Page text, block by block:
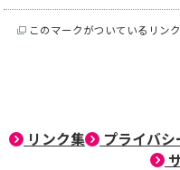
このマークがついているリン
リンク集 プライバシ